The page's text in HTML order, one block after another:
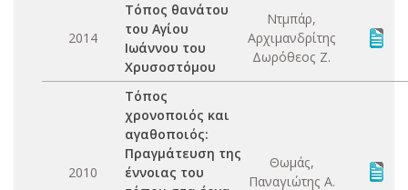
2014
Τόπος θανάτου
του Αγίου
Ιωάννου του
Χρυσοστόμου
Ντμπάρ,
Αρχιμανδρίτης
Δωρόθεος Ζ.
2010
Τόπος
χρονοποιός και
αγαθοποιός:
Πραγμάτευση της
έννοιας του
Θωμάς,
Παναγιώτης Α.